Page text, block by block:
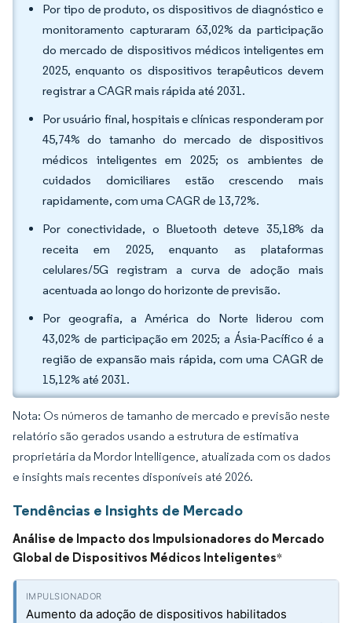
Por tipo de produto, os dispositivos de diagnóstico e
monitoramento capturaram 63,02% da participação
do mercado de dispositivos médicos inteligentes em
2025, enquanto os dispositivos terapêuticos devem
registrar a CAGR mais rápida até 2031.
Por usuário final, hospitais e clínicas responderam por
45,74% do tamanho do mercado de dispositivos
médicos inteligentes em 2025; os ambientes de
cuidados domiciliares estão crescendo mais
rapidamente, com uma CAGR de 13,72%.
Por conectividade, o Bluetooth deteve 35,18% da
receita em 2025, enquanto as plataformas
celulares/5G registram a curva de adoção mais
acentuada ao longo do horizonte de previsão.
Por geografia, a América do Norte liderou com
43,02% de participação em 2025; a Ásia-Pacífico é a
região de expansão mais rápida, com uma CAGR de
15,12% até 2031.
Nota: Os números de tamanho de mercado e previsão neste
relatório são gerados usando a estrutura de estimativa
proprietária da Mordor Intelligence, atualizada com os dados
e insights mais recentes disponíveis até 2026.
Tendências e Insights de Mercado
Análise de Impacto dos Impulsionadores do Mercado
Global de Dispositivos Médicos Inteligentes*
Aumento da adoção de dispositivos habilitados